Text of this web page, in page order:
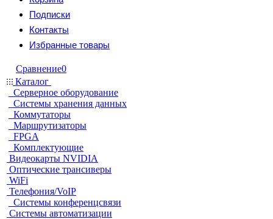
Подписки
Контакты
Избранные товары
Сравнение0
Каталог
Серверное оборудование
Системы хранения данных
Коммутаторы
Маршрутизаторы
FPGA
Комплектующие
Видеокарты NVIDIA
Оптические трансиверы
WiFi
Телефония/VoIP
Системы конференцсвязи
Системы автоматизации